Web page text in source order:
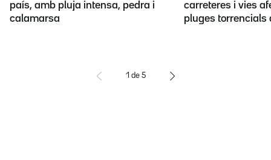
país, amb pluja intensa, pedra i
calamarsa
carreteres i vies
pluges torrencials
1 de 5